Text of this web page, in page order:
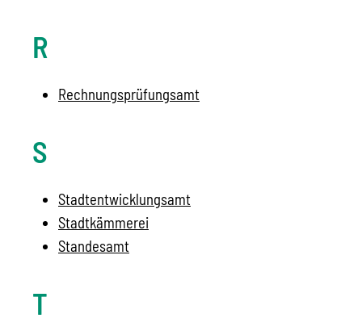
R
Rechnungsprüfungsamt
S
Stadtentwicklungsamt
Stadtkämmerei
Standesamt
T